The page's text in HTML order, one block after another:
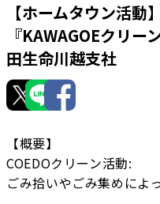
【ホームタウン活動
『KAWAGOEクリ
田生命川越支社
【概要】
COEDOクリーン活動:
ごみ拾いやごみ集めによ